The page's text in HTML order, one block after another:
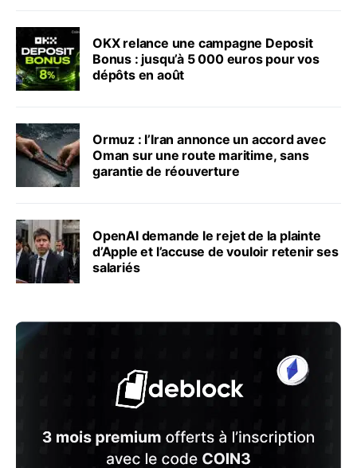
OKX relance une campagne Deposit
Bonus : jusqu’à 5 000 euros pour vos
dépôts en août
Ormuz : l’Iran annonce un accord avec
Oman sur une route maritime, sans
garantie de réouverture
OpenAI demande le rejet de la plainte
d’Apple et l’accuse de vouloir retenir ses
salariés